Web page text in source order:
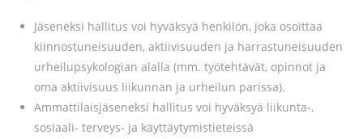
Jäseneksi hallitus voi hyväksyä henkilön, joka osoittaa
kiinnostuneisuuden, aktiivisuuden ja harrastuneisuuden
urheilupsykologian alalla (mm. työtehtävät, opinnot ja
oma aktiivisuus liikunnan ja urheilun parissa).
Ammattilaisjäseneksi hallitus voi hyväksyä liikunta-,
sosiaali- terveys- ja käyttäytymistieteissä